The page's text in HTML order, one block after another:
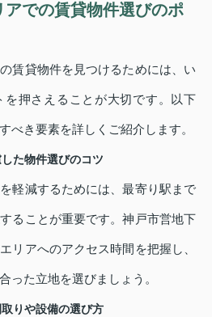
での賃貸物件選びのポ
賃貸物件を見つけるためには、い
を押さえることが大切です。以下
べき要素を詳しくご紹介します。
た物件選びのコツ
軽減するためには、最寄り駅まで
ることが重要です。神戸市営地下
リアへのアクセス時間を把握し、
った立地を選びましょう。
りや設備の選び方